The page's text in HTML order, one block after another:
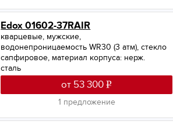
Edox 01602-37RAIR
кварцевые, мужские,
водонепроницаемость WR30 (3 атм), стекло
сапфировое, материал корпуса: нерж.
сталь
от 53 300
1 предложение